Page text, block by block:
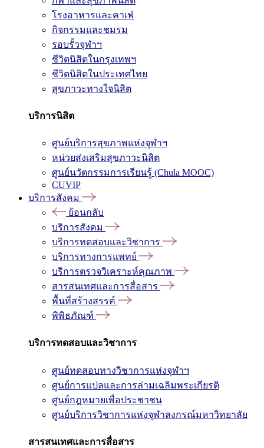
โรงอาหารและคาเฟ่
กิจกรรมและชมรม
รอบรั้วจุฬาฯ
ชีวิตนิสิตในกรุงเทพฯ
ชีวิตนิสิตในประเทศไทย
สุขภาวะทางใจนิสิต
บริการนิสิต
ศูนย์บริการสุขภาพแห่งจุฬาฯ
หน่วยส่งเสริมสุขภาวะนิสิต
ศูนย์นวัตกรรมการเรียนรู้ (Chula MOOC)
CUVIP
บริการสังคม
ย้อนกลับ
บริการสังคม
บริการทดสอบและวิชาการ
บริการทางการแพทย์
บริการตรวจวิเคราะห์คุณภาพ
สารสนเทศและการสื่อสาร
พื้นที่สร้างสรรค์
พิพิธภัณฑ์
บริการทดสอบและวิชาการ
ศูนย์ทดสอบทางวิชาการแห่งจุฬาฯ
ศูนย์การแปลและการล่ามเฉลิมพระเกียรติ
ศูนย์กฎหมายเพื่อประชาชน
ศูนย์บริการวิชาการแห่งจุฬาลงกรณ์มหาวิทยาลัย
สารสนเทศและการสื่อสาร